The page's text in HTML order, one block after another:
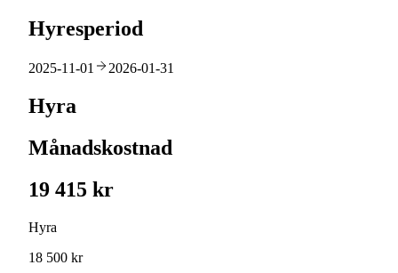
Hyresperiod
2025-11-01 2026-01-31
Hyra
Månadskostnad
19 415 kr
Hyra
18 500 kr